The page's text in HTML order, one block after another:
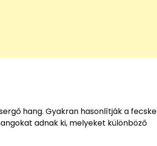
hang. Gyakran hasonlítják a fecske
adnak ki, melyeket különböző